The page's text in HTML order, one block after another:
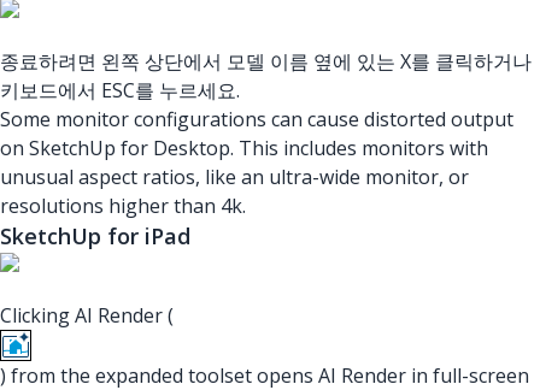
종료하려면 왼쪽 상단에서 모델 이름 옆에 있는 X를 클릭하거나
키보드에서 ESC를 누르세요.
Some monitor configurations can cause distorted output
on SketchUp for Desktop. This includes monitors with
unusual aspect ratios, like an ultra-wide monitor, or
resolutions higher than 4k.
SketchUp for iPad
Clicking AI Render (
) from the expanded toolset opens AI Render in full-screen